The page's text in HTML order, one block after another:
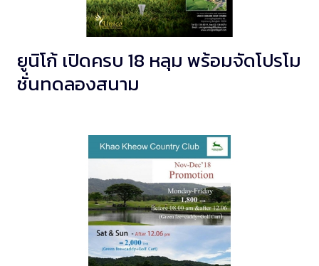
ยูนิโก้ เปิดครบ 18 หลุม พร้อมจัดโปรโม
ชั่นทดลองสนาม